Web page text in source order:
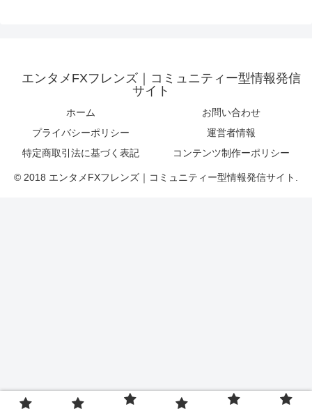
エンタメFXフレンズ｜コミュニティー型情報発信
サイト
ホーム
お問い合わせ
プライバシーポリシー
運営者情報
特定商取引法に基づく表記
コンテンツ制作ーポリシー
© 2018 エンタメFXフレンズ｜コミュニティー型情報発信サイト.